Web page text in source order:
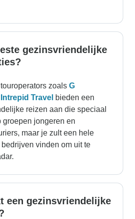
gezinsvriendelijke
zoals G
Intrepid Travel bieden een
reizen aan die speciaal
groepen jongeren en
maar je zult een hele
vinden om uit te
een gezinsvriendelijke